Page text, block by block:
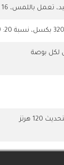
باللمس، 16 مليون لون
120 هرتز